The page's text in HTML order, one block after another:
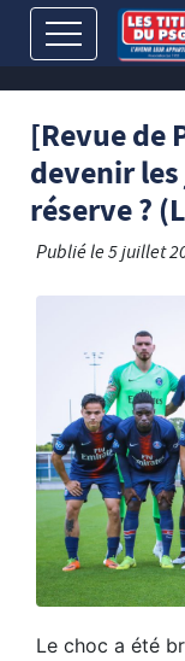
[Revue de
devenir
réserve ?
Publié le5 juillet
Le choc a été